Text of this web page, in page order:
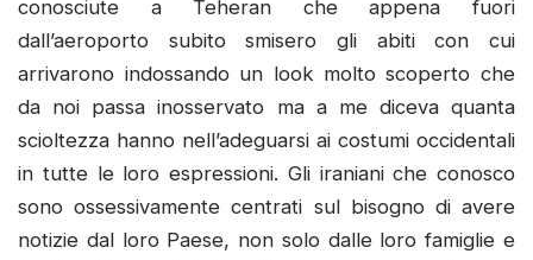
conosciute a Teheran che appena fuori
dall’aeroporto subito smisero gli abiti con cui
arrivarono indossando un look molto scoperto che
da noi passa inosservato ma a me diceva quanta
scioltezza hanno nell’adeguarsi ai costumi occidentali
in tutte le loro espressioni. Gli iraniani che conosco
sono ossessivamente centrati sul bisogno di avere
notizie dal loro Paese, non solo dalle loro famiglie e